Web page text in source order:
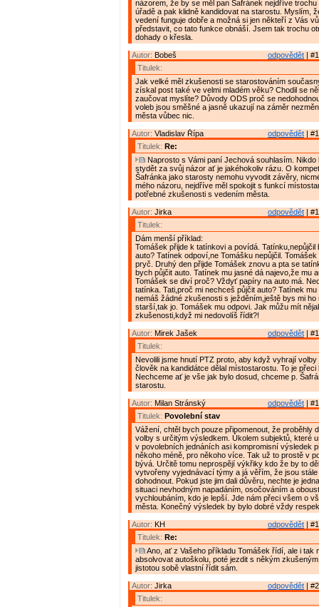
názorem, že by se měl pan Šafránek nejdříve trochu
úřadě a pak klidně kandidovat na starostu. Myslím,
vedení funguje dobře a možná si jen někteří z Vás
představit, co tato funkce obnáší. Jsem tak trochu
dohady o křesla.
odpovědět |
Autor: Bobeš
Titulek:
Jak velké měl zkušenosti se starostováním
získal post také ve velmi mladém věku? Chodil se
zaučovat myslíte? Důvody ODS proč se
voleb jsou směšné a jasně ukazují na záměr
města vůbec nic.
odpovědět |
Autor: Vladislav Řípa
Titulek: Re:
Naprosto s Vámi paní Jechová souhlasím. Nikdo
stydět za svůj názor ať je jakéhokoliv rázu. O
Šafránka jako starosty nemohu vyvodit závěry,
mého názoru, nejdříve měl spokojit s funkcí
potřebné zkušenosti s vedením města.
odpovědět |
Autor: Jirka
Titulek:
Dám menší příklad:
Tomášek přijde k tatínkovi a povídá. Tatínku,nepůjčil
auto? Tatínek odpoví,ne Tomášku nepůjčil.
pryč. Druhý den přijde Tomášek znovu a pta se
bych půjčit auto. Tatínek mu jasné dá najevo,že mu
Tomášek se diví proč? Vždyť papíry na auto má.
tatínka. Tati,proč mi nechceš půjčit auto? Tatínek
nemáš žádné zkušenosti s ježděním,ještě bys mi ho
starší,tak jo. Tomášek mu odpovi. Jak můžu mít
zkušenosti,když mi nedovolíš řídit?!
odpovědět |
Autor: Mirek Jašek
Titulek:
Nevolili jsme hnutí PTZ proto, aby když vyhrají volby
člověk na kandidátce dělal místostarostu. To je přeci
Nechceme ať je vše jak bylo dosud, chceme p.
starostu.
odpovědět |
Autor: Milan Stránský
Titulek: Povolební stav
Vážení, chtěl bych pouze připomenout, že proběhly
volby s určitým výsledkem. Úkolem subjektů, které
v povolebních jednáních asi kompromisní výsledek
někoho méně, pro někoho více. Tak už to prostě v
bývá. Určitě tomu neprospějí výkřiky kdo že by to
vytvořeny vyjednávací týmy a já věřím, že jsou
dohodnout. Pokud jste jim dali důvěru, nechte je
situaci nevhodným napadáním, osočováním a
vychloubáním, kdo je lepší. Jde nám přeci všem o
města. Konečný výsledek by bylo dobré vždy
odpovědět |
Autor: KH
Titulek: Re:
Ano, ať z Vašeho příkladu Tomášek řídí, ale i tak
absolvovat autoškolu, poté jezdit s někým
jistotou sobě vlastní řídit sám.
odpovědět |
Autor: Jirka
Titulek: